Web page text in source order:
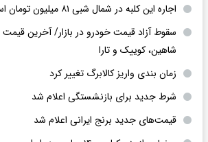
اجاره این کلبه در شمال شبی ۸۱ میلیون تومان است/ عکس
سقوط آزاد قیمت خودرو در بازار/ آخرین قیمت
شاهین، کوییک و تارا
زمان بندی واریز کالابرگ تغییر کرد
شرط جدید برای بازنشستگی اعلام شد
قیمت‌های جدید برنج ایرانی اعلام شد